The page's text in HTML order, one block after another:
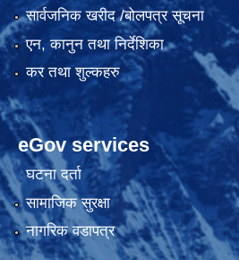
सार्वजनिक खरीद /बोलपत्र सूचना
एन, कानुन तथा निर्देशिका
कर तथा शुल्कहरु
eGov services
घटना दर्ता
सामाजिक सुरक्षा
नागरिक वडापत्र